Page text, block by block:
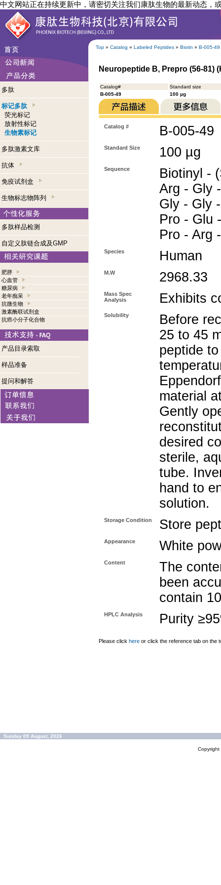
中文网站正在持续更新中，请密切关注我们康肽生物的最新动态，
Top » Catalog » Labeled Peptides » Biotin » B-005-49
多肽
标记多肽
荧光标记
放射性标记
生物素标记
多肽激素文库
抗体
免疫试剂盒
生物标志物阵列
多肽样品检测
自定义肽链合成及GMP
肥胖
心血管
糖尿病
老年痴呆
抗微生物
激素酶联试剂盒
抗癌小分子化合物
产品目录索取
样品准备
提问和解答
Neuropeptide B, Prepro (56-81)
Catalog#
Standard size
B-005-49
100 µg
Catalog # B-005-49
Standard Size 100 µg
Sequence
Biotinyl -
Arg - Gly
Gly - Gly
Pro - Glu
Pro - Arg
Species Human
M.W 2968.33
Mass Spec
Analysis
Exhibits
Solubility
Before
25 to 45
peptide
material
Gently
desired
sterile,
tube.
hand to
solution.
Storage Condition Store
Appearance White
Content
The
been
contain
HPLC Analysis Purity
Please click here or click the reference tab on the
Sunday 09 August, 2026